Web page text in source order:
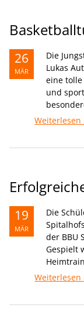
26
MÄR
Die
Lukas
eine
und
Weiterlesen
19
MÄR
Die
der BBU
Gespielt
Weiterlesen